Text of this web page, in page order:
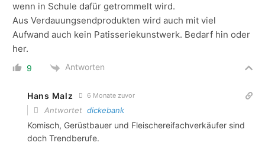
wenn in Schule dafür getrommelt wird.
Aus Verdauungsendprodukten wird auch mit viel
Aufwand auch kein Patisseriekunstwerk. Bedarf hin oder
her.
9 Antworten
Hans Malz 6 Monate zuvor
Antwortet dickebank
Komisch, Gerüstbauer und Fleischereifachverkäufer sind
doch Trendberufe.